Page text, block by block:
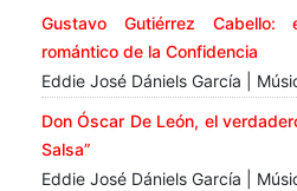
Gustavo Gutiérrez Cabello:
romántico de la Confidencia
Eddie José Dániels García |
Don Óscar De León, el
Salsa”
Eddie José Dániels García |